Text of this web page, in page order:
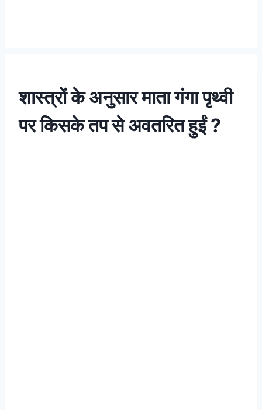
शास्त्रों के अनुसार माता गंगा पृथ्वी
पर किसके तप से अवतरित हुईं ?